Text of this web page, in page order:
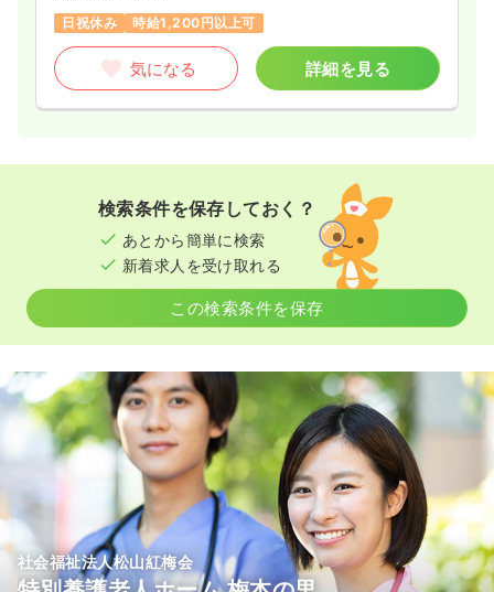
日祝休み
時給1,200円以上可
気になる 詳細を見る
検索条件を保存しておく？
あとから簡単に検索
新着求人を受け取れる
この検索条件を保存
社会福祉法人松山紅梅会